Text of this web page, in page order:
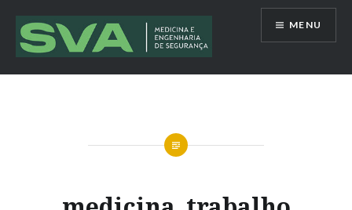
para
conteúdo
Saúde Vale do Aço
MENU